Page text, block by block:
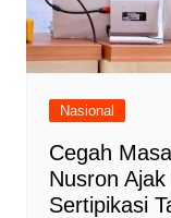
Nasional
Cegah
Nusron
Sertipikasi